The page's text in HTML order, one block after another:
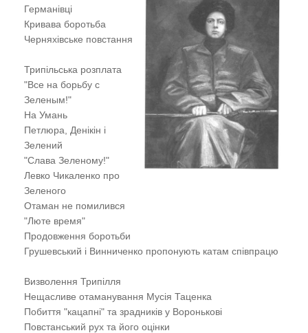
Германівці
Кривава боротьба
Черняхівське повстання
Трипільська розплата
"Все на борьбу с
Зеленым!"
На Умань
Петлюра, Денікін і
Зелений
"Слава Зеленому!"
Левко Чикаленко про
Зеленого
Отаман не помилився
"Люте время"
Продовження боротьби
Грушевський і Винниченко пропонують катам співпрацю
Визволення Трипілля
Нещасливе отаманування Мусія Таценка
Побиття "кацапні" та зрадників у Воронькові
Повстанський рух та його оцінки